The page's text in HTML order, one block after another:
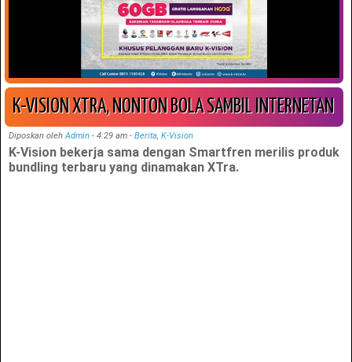
K-VISION XTRA, NONTON BOLA SAMBIL INTERNETAN
Diposkan olehAdmin - 4:29 am- Berita,K-Vision
K-Vision bekerja sama dengan Smartfren merilis produk
bundling terbaru yang dinamakan XTra.